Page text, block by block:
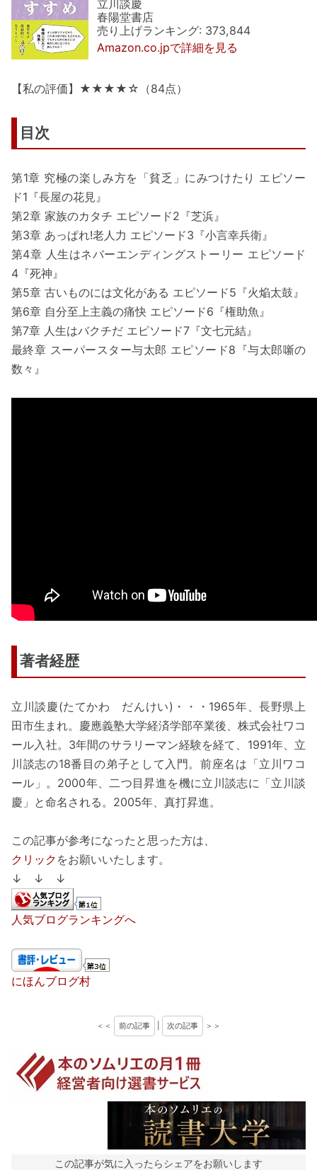
立川談慶
春陽堂書店
売り上げランキング: 373,844
Amazon.co.jpで詳細を見る
【私の評価】★★★★☆（84点）
目次
第1章 究極の楽しみ方を「貧乏」にみつけたり エピソー
ド1『長屋の花見』
第2章 家族のカタチ エピソード2『芝浜』
第3章 あっぱれ!老人力 エピソード3『小言幸兵衛』
第4章 人生はネバーエンディングストーリー エピソード
4『死神』
第5章 古いものには文化がある エピソード5『火焔太鼓』
第6章 自分至上主義の痛快 エピソード6『権助魚』
第7章 人生はバクチだ エピソード7『文七元結』
最終章 スーパースター与太郎 エピソード8『与太郎噺の
数々』
著者経歴
立川談慶(たてかわ だんけい)・・・1965年、長野県上
田市生まれ。慶應義塾大学経済学部卒業後、株式会社ワコ
ール入社。3年間のサラリーマン経験を経て、1991年、立
川談志の18番目の弟子として入門。前座名は「立川ワコ
ール」。2000年、二つ目昇進を機に立川談志に「立川談
慶」と命名される。2005年、真打昇進。
この記事が参考になったと思った方は、
クリック をお願いいたします。
↓ ↓ ↓
人気ブログランキングへ
にほんブログ村
＜＜ 前の記事 次の記事 ＞＞
この記事が気に入ったらシェアをお願いします